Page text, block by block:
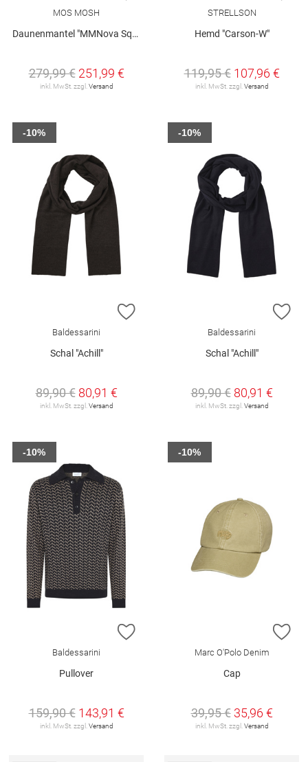
MOS MOSH
Daunenmantel "MMNova Square"
279,99 € 251,99 €
inkl. MwSt. zzgl. Versand
STRELLSON
Hemd "Carson-W"
119,95 € 107,96 €
inkl. MwSt. zzgl. Versand
ZUR WUNSCHLISTE HINZUFÜGEN
Baldessarini
Schal "Achill"
89,90 € 80,91 €
inkl. MwSt. zzgl.Versand
-10%
Baldessarini
Schal "Achill"
89,90 € 80,91 €
inkl. MwSt. zzgl.Versand
-10%
ZUR WUNSCHLISTE HINZUFÜGEN
Baldessarini
Pullover
159,90 € 143,91 €
inkl. MwSt. zzgl. Versand
-10%
Marc O'Polo Denim
Cap
39,95 € 35,96 €
inkl. MwSt. zzgl. Versand
-10%